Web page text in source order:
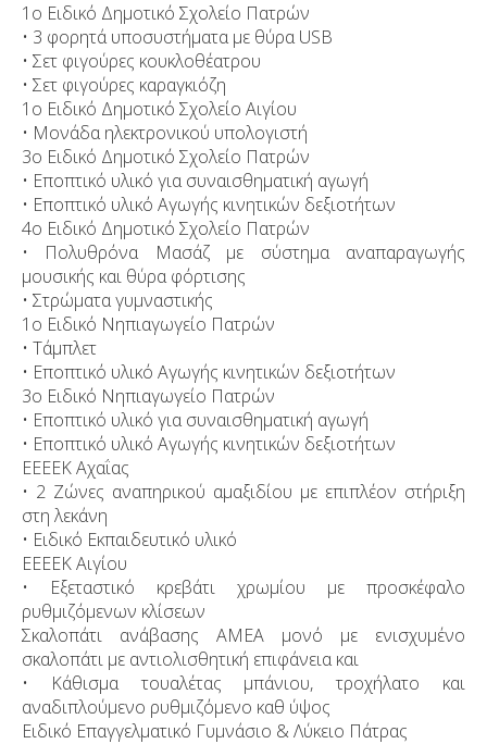
1ο Ειδικό Δημοτικό Σχολείο Πατρών
• 3 φορητά υποσυστήματα με θύρα USB
• Σετ φιγούρες κουκλοθέατρου
• Σετ φιγούρες καραγκιόζη
1ο Ειδικό Δημοτικό Σχολείο Αιγίου
• Μονάδα ηλεκτρονικού υπολογιστή
3ο Ειδικό Δημοτικό Σχολείο Πατρών
• Εποπτικό υλικό για συναισθηματική αγωγή
• Εποπτικό υλικό Αγωγής κινητικών δεξιοτήτων
4ο Ειδικό Δημοτικό Σχολείο Πατρών
• Πολυθρόνα Μασάζ με σύστημα αναπαραγωγής
μουσικής και θύρα φόρτισης
• Στρώματα γυμναστικής
1ο Ειδικό Νηπιαγωγείο Πατρών
• Τάμπλετ
• Εποπτικό υλικό Αγωγής κινητικών δεξιοτήτων
3ο Ειδικό Νηπιαγωγείο Πατρών
• Εποπτικό υλικό για συναισθηματική αγωγή
• Εποπτικό υλικό Αγωγής κινητικών δεξιοτήτων
ΕΕΕΕΚ Αχαΐας
• 2 Ζώνες αναπηρικού αμαξιδίου με επιπλέον στήριξη
στη λεκάνη
• Ειδικό Εκπαιδευτικό υλικό
ΕΕΕΕΚ Αιγίου
• Εξεταστικό κρεβάτι χρωμίου με προσκέφαλο
ρυθμιζόμενων κλίσεων
Σκαλοπάτι ανάβασης ΑΜΕΑ μονό με ενισχυμένο
σκαλοπάτι με αντιολισθητική επιφάνεια και
• Κάθισμα τουαλέτας μπάνιου, τροχήλατο και
αναδιπλούμενο ρυθμιζόμενο καθ ύψος
Ειδικό Επαγγελματικό Γυμνάσιο & Λύκειο Πάτρας